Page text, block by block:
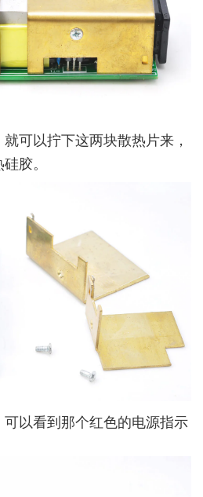
可以拧下这两块散热片来，
胶。
以看到那个红色的电源指示